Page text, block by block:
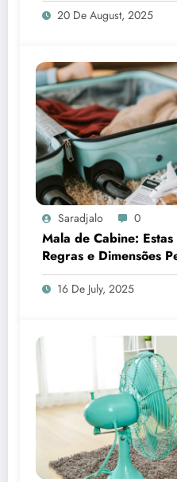
20 De August, 2025
Saradjalo 0
Mala de Cabine:
Regras e Dimensões
16 De July, 2025